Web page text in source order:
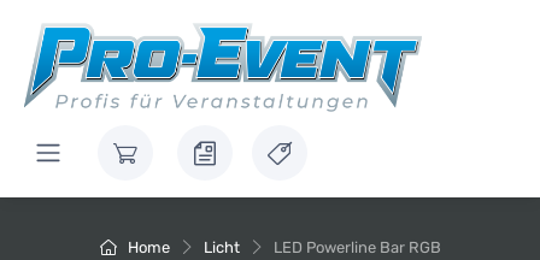
Home Licht LED Powerline Bar RGB